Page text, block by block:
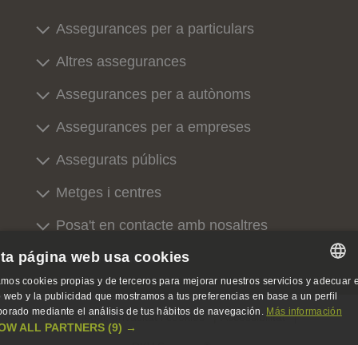
Assegurances per a particulars
Altres assegurances
Assegurances per a autònoms
Assegurances per a empreses
Assegurats públics
Metges i centres
Posa't en contacte amb nosaltres
Sobre nosaltres
Avís legal, privacitat i cookies Accessibilitat
SPANISH
SPANISH
página web usa cookies
cookies propias y de terceros para mejorar nuestros servicios y adecuar
web y la publicidad que mostramos a tus preferencias en base a un perfil
mediante el análisis de tus hábitos de navegación. Más información
ALL PARTNERS (9) →